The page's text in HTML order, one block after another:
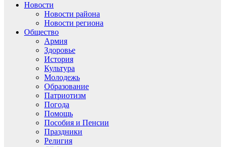
Новости
Новости района
Новости региона
Общество
Армия
Здоровье
История
Культура
Молодежь
Образование
Патриотизм
Погода
Помощь
Пособия и Пенсии
Праздники
Религия